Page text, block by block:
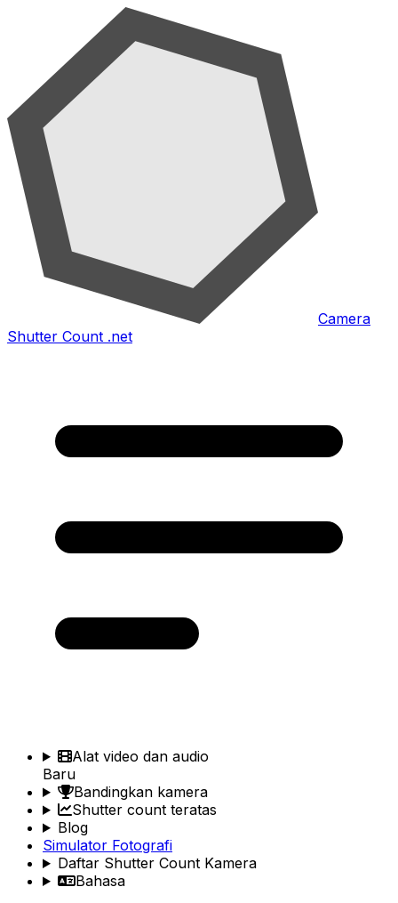
Camera
Shutter Count .net
Alat video dan audio
Baru
Bandingkan kamera
Shutter count teratas
Blog
Simulator Fotografi
Daftar Shutter Count Kamera
Bahasa